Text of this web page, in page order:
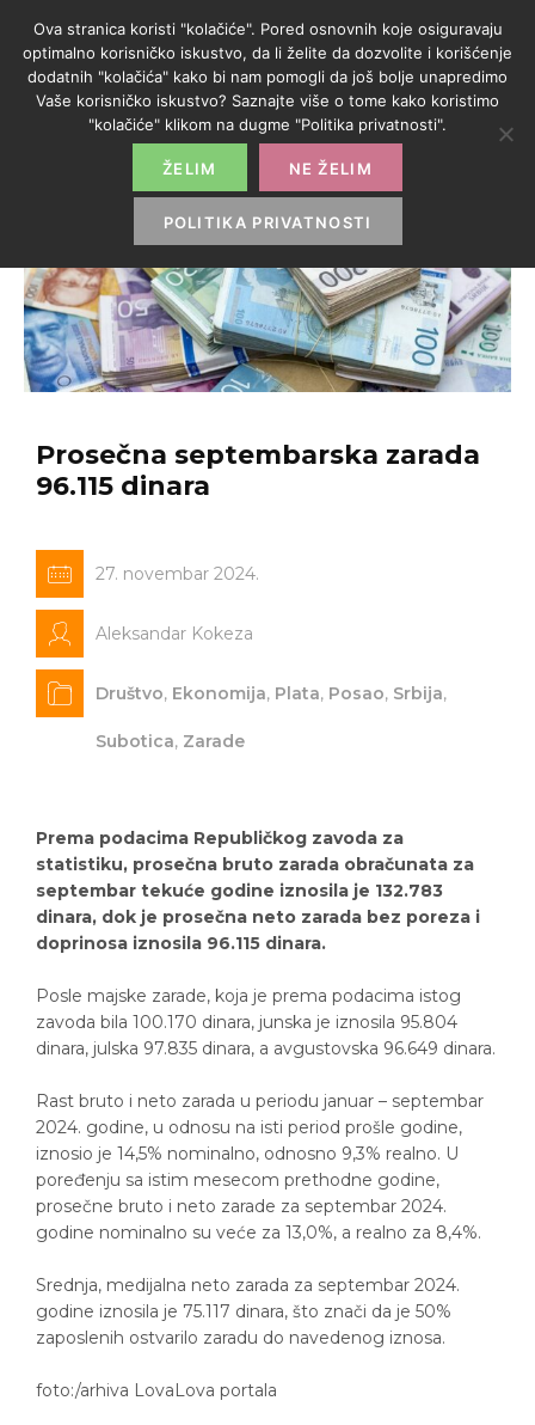
Prosečna septembarska zarada
96.115 dinara
27. novembar 2024.
Aleksandar Kokeza
Društvo, Ekonomija, Plata, Posao, Srbija,
Subotica, Zarade
Prema podacima Republičkog zavoda za
statistiku, prosečna bruto zarada obračunata za
septembar tekuće godine iznosila je 132.783
dinara, dok je prosečna neto zarada bez poreza i
doprinosa iznosila 96.115 dinara.
Posle majske zarade, koja je prema podacima istog
zavoda bila 100.170 dinara, junska je iznosila 95.804
dinara, julska 97.835 dinara, a avgustovska 96.649 dinara.
Rast bruto i neto zarada u periodu januar – septembar
2024. godine, u odnosu na isti period prošle godine,
iznosio je 14,5% nominalno, odnosno 9,3% realno. U
poređenju sa istim mesecom prethodne godine,
prosečne bruto i neto zarade za septembar 2024.
godine nominalno su veće za 13,0%, a realno za 8,4%.
Srednja, medijalna neto zarada za septembar 2024.
godine iznosila je 75.117 dinara, što znači da je 50%
zaposlenih ostvarilo zaradu do navedenog iznosa.
foto:/arhiva LovaLova portala
Ova stranica koristi "kolačiće". Pored osnovnih koje osiguravaju
optimalno korisničko iskustvo, da li želite da dozvolite i korišćenje
dodatnih "kolačića" kako bi nam pomogli da još bolje unapredimo
Vaše korisničko iskustvo? Saznajte više o tome kako koristimo
"kolačiće" klikom na dugme "Politika privatnosti".
ŽELIM NE ŽELIM
POLITIKA PRIVATNOSTI